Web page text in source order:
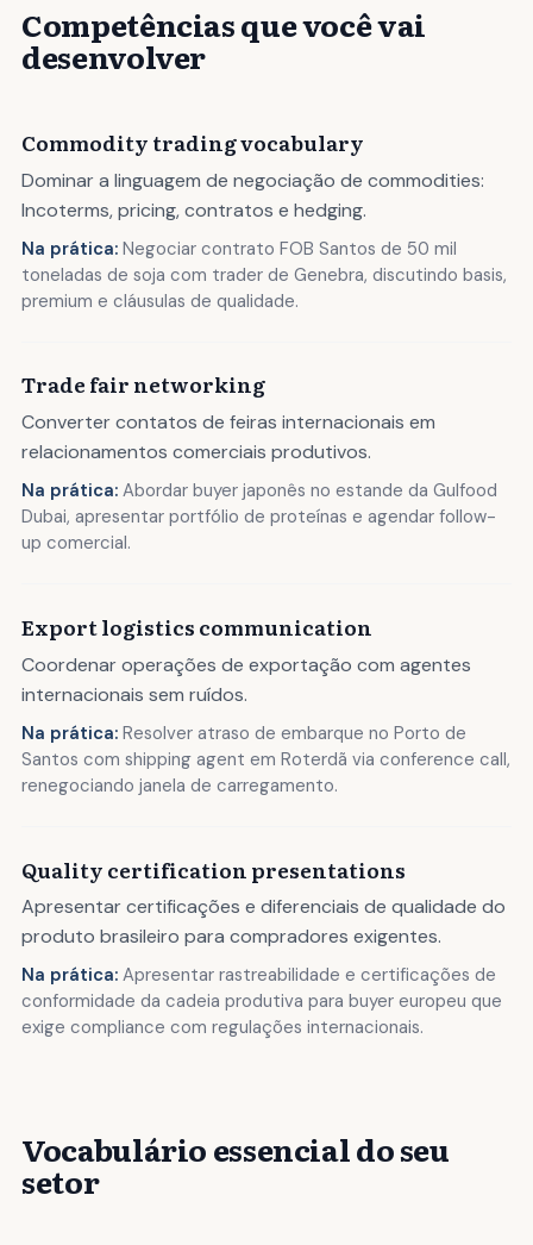
Competências que você vai
desenvolver
Commodity trading vocabulary
Dominar a linguagem de negociação de commodities:
Incoterms, pricing, contratos e hedging.
Na prática: Negociar contrato FOB Santos de 50 mil
toneladas de soja com trader de Genebra, discutindo basis,
premium e cláusulas de qualidade.
Trade fair networking
Converter contatos de feiras internacionais em
relacionamentos comerciais produtivos.
Na prática: Abordar buyer japonês no estande da Gulfood
Dubai, apresentar portfólio de proteínas e agendar follow-
up comercial.
Export logistics communication
Coordenar operações de exportação com agentes
internacionais sem ruídos.
Na prática: Resolver atraso de embarque no Porto de
Santos com shipping agent em Roterdã via conference call,
renegociando janela de carregamento.
Quality certification presentations
Apresentar certificações e diferenciais de qualidade do
produto brasileiro para compradores exigentes.
Na prática: Apresentar rastreabilidade e certificações de
conformidade da cadeia produtiva para buyer europeu que
exige compliance com regulações internacionais.
Vocabulário essencial do seu
setor